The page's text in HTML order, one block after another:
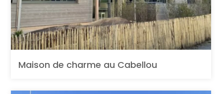
Maison de charme au Cabellou